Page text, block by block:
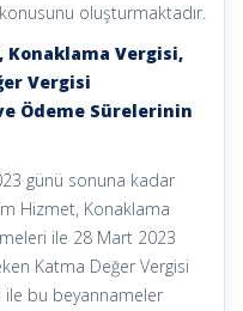
oluşturmaktadır.
Vergisi,
Vergisi
Ödeme Sürelerinin
günü sonuna kadar
Hizmet, Konaklama
ile 28 Mart 2023
Katma Değer Vergisi
ile bu beyannameler